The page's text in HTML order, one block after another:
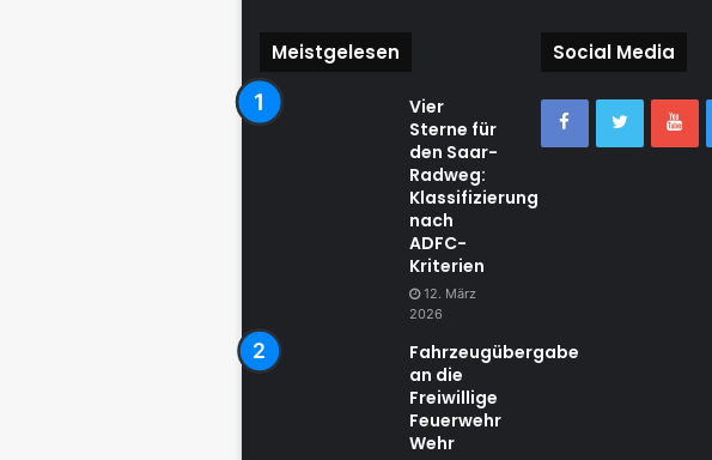
Meistgelesen
Vier
Sterne für
den Saar-
Radweg:
Klassifizierung
nach
ADFC-
Kriterien
12. März
2026
Fahrzeugübergabe
an die
Freiwillige
Feuerwehr
Wehr
Social Media